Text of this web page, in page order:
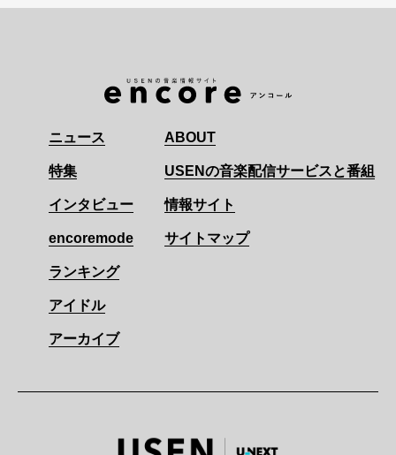
ニュース
特集
インタビュー
encoremode
ランキング
アイドル
アーカイブ
ABOUT
USENの音楽配信サービスと番組
情報サイト
サイトマップ